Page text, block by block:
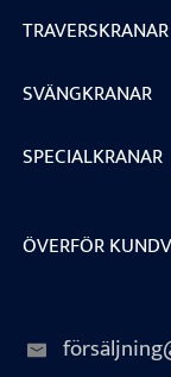
TRAVERSKRANAR
SVÄNGKRANAR
SPECIALKRANAR
ÖVERFÖR